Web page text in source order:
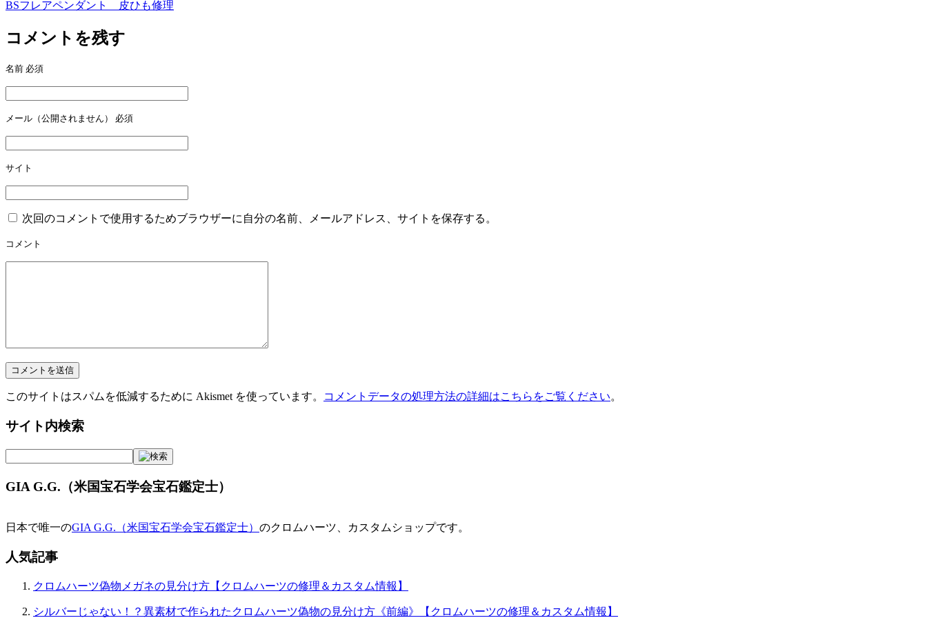
投
稿
ビ
ゲ
ー
シ
ョ
ン
BSフレアペンダント 皮ひも修理
コメントを残す
名前 必須
メール（公開されません） 必須
サイト
次回のコメントで使用するためブラウザーに自分の名前、メールアドレス、サイトを保存する。
コメント
このサイトはスパムを低減するために Akismet を使っています。 コメントデータの処理方法の詳細はこちらをご覧ください。
サイト内検索
GIA G.G.（米国宝石学会宝石鑑定士）
日本で唯一のGIA G.G.（米国宝石学会宝石鑑定士） のクロムハーツ、カスタムショップです。
人気記事
クロムハーツ偽物メガネの見分け方【クロムハーツの修理＆カスタム情報】
シルバーじゃない！？異素材で作られたクロムハーツ偽物の見分け方《前編》【クロムハーツの修理＆カスタム情報】